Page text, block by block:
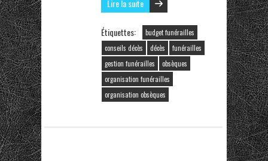
Lire la suite
Étiquettes:
budget funérailles
conseils décès
décès
funérailles
gestion funérailles
obsèques
organisation funérailles
organisation obsèques